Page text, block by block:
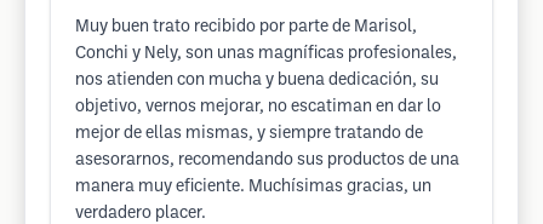
Muy buen trato recibido por parte de Marisol,
Conchi y Nely, son unas magníficas profesionales,
nos atienden con mucha y buena dedicación, su
objetivo, vernos mejorar, no escatiman en dar lo
mejor de ellas mismas, y siempre tratando de
asesorarnos, recomendando sus productos de una
manera muy eficiente. Muchísimas gracias, un
verdadero placer.